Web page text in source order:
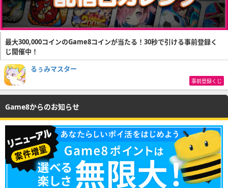
最大300,000コインのGame8コインが当たる！30秒で引ける事前登録く
じ開催中！
るぅみマスター
事前登録くじ
Game8からのお知らせ